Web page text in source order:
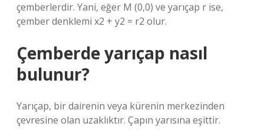
çemberlerdir. Yani, eğer M (0,0) ve yarıçap r ise,
çember denklemi x2 + y2 = r2 olur.
Çemberde yarıçap nasıl
bulunur?
Yarıçap, bir dairenin veya kürenin merkezinden
çevresine olan uzaklıktır. Çapın yarısına eşittir.